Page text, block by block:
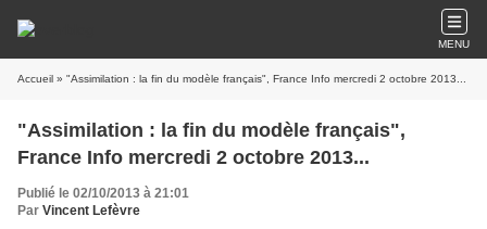
MENU
Accueil » "Assimilation : la fin du modèle français", France Info mercredi 2 octobre 2013...
"Assimilation : la fin du modèle français",
France Info mercredi 2 octobre 2013...
Publié le 02/10/2013 à 21:01
Par Vincent Lefèvre